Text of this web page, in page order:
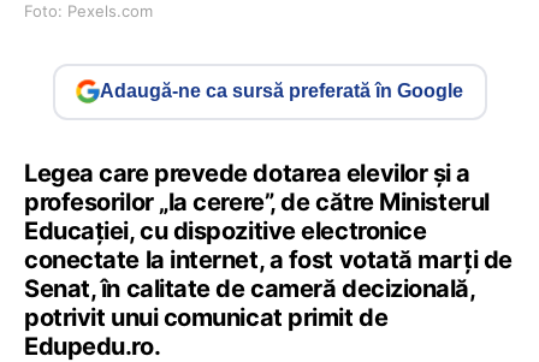
Foto: Pexels.com
Adaugă-ne ca sursă preferată în Google
Legea care prevede dotarea elevilor și a
profesorilor „la cerere”, de către Ministerul
Educației, cu dispozitive electronice
conectate la internet, a fost votată marți de
Senat, în calitate de cameră decizională,
potrivit unui comunicat primit de
Edupedu.ro.